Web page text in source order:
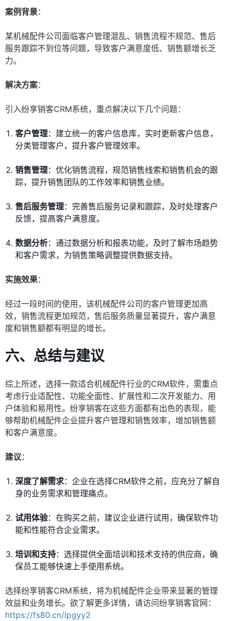
案例背景：
某机械配件公司面临客户管理混乱、销售流程不规范、售后
服务跟踪不到位等问题，导致客户满意度低、销售额增长乏
力。
解决方案：
引入纷享销客CRM系统，重点解决以下几个问题：
客户管理：建立统一的客户信息库，实时更新客户信息，
分类管理客户，提升客户管理效率。
销售管理：优化销售流程，规范销售线索和销售机会的跟
踪，提升销售团队的工作效率和销售业绩。
售后服务管理：完善售后服务记录和跟踪，及时处理客户
反馈，提高客户满意度。
数据分析：通过数据分析和报表功能，及时了解市场趋势
和客户需求，为销售策略调整提供数据支持。
实施效果：
经过一段时间的使用，该机械配件公司的客户管理更加高
效，销售流程更加规范，售后服务质量显著提升，客户满意
度和销售额都有明显的增长。
六、总结与建议
综上所述，选择一款适合机械配件行业的CRM软件，需重点
考虑行业适配性、功能全面性、扩展性和二次开发能力、用
户体验和易用性。纷享销客在这些方面都有出色的表现，能
够帮助机械配件企业提升客户管理和销售效率，增加销售额
和客户满意度。
建议：
深度了解需求：企业在选择CRM软件之前，应充分了解自
身的业务需求和管理痛点。
试用体验：在购买之前，建议企业进行试用，确保软件功
能和性能符合企业需求。
培训和支持：选择提供全面培训和技术支持的供应商，确
保员工能够快速上手使用系统。
选择纷享销客CRM系统，将为机械配件企业带来显著的管理
效益和业务增长。欲了解更多详情，请访问纷享销客官网：
https://fs80.cn/lpgyy2